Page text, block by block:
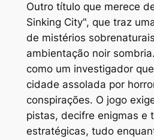
Outro título que merece
Sinking City", que traz
de mistérios
ambientação noir
como um investigador
cidade assolada por
conspirações. O jogo
pistas, decifre enigmas e
estratégicas, tudo